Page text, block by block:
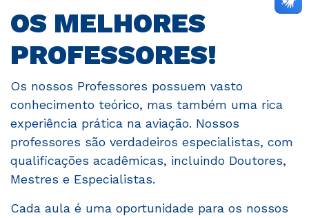
OS MELHORES
PROFESSORES!
Os nossos Professores possuem vasto
conhecimento teórico, mas também uma rica
experiência prática na aviação. Nossos
professores são verdadeiros especialistas, com
qualificações acadêmicas, incluindo Doutores,
Mestres e Especialistas.
Cada aula é uma oportunidade para os nossos